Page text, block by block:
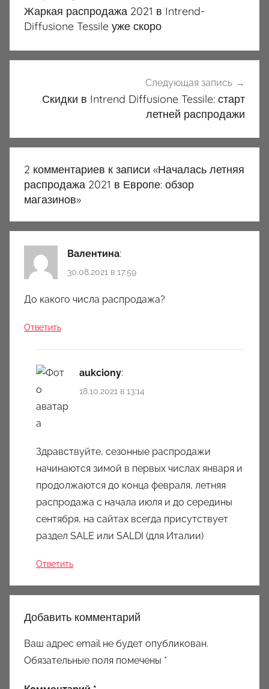
по
записям
Жаркая распродажа 2021 в Intrend-
Diffusione Tessile уже скоро
Следующая запись
Скидки в Intrend Diffusione Tessile: старт
летней распродажи
2 комментариев к записи «Началась летняя
распродажа 2021 в Европе: обзор
магазинов»
Валентина:
30.08.2021 в 17:59
До какого числа распродажа?
Ответить
aukciony:
18.10.2021 в 13:14
Здравствуйте, сезонные распродажи
начинаются зимой в первых числах января и
продолжаются до конца февраля, летняя
распродажа с начала июля и до середины
сентября, на сайтах всегда присутствует
раздел SALE или SALDI (для Италии)
Ответить
Добавить комментарий
Ваш адрес email не будет опубликован.
Обязательные поля помечены *